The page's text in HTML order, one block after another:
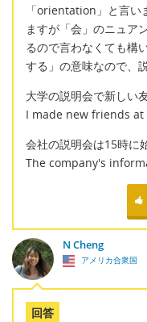
「orientation」と言
ますが「会」のニュ
るので言わなくても構
する」の意味なので、
大学の説明会で新しい
I made new friends
会社の説明会は15時に
The company's
N Cheng
アメリカ合衆国
回答